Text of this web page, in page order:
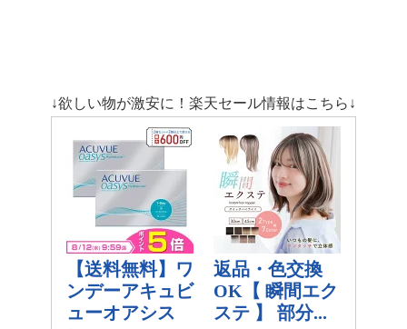
↓欲しい物が激安に！楽天セール情報はこちら↓